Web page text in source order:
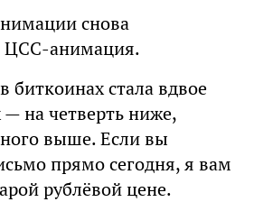
снова
ЦСС-анимация.
стала вдвое
на четверть ниже,
выше. Если вы
прямо сегодня, я вам
рублёвой цене.